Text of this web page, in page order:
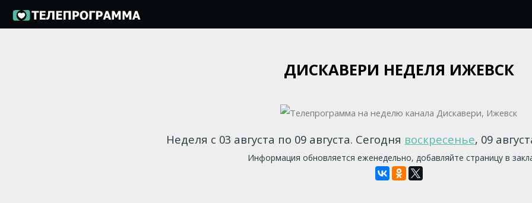
ДИСКАВЕРИ НЕДЕЛЯ ИЖЕВСК
Неделя с 03 августа по 09 августа. Сегодня воскресенье, 09
Информация обновляется еженедельно, добавляйте страницу в